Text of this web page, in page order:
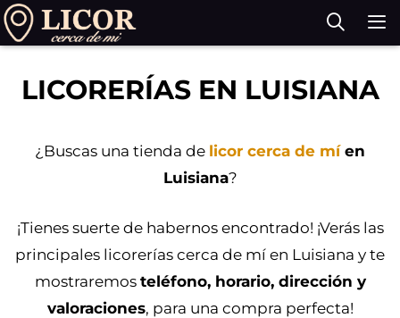
Saltar
al
LICORERÍAS EN LUISIANA
¿Buscas una tienda de licor cerca de mí en
Luisiana?
¡Tienes suerte de habernos encontrado! ¡Verás las
principales licorerías cerca de mí en Luisiana y te
mostraremos teléfono, horario, dirección y
valoraciones, para una compra perfecta!